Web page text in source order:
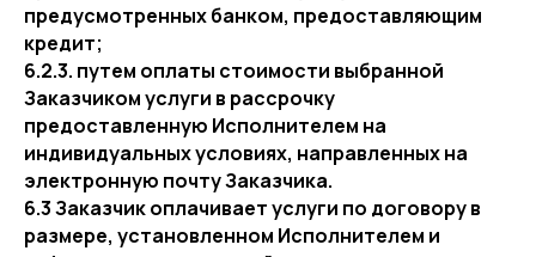
предусмотренных банком, предоставляющим
кредит;
6.2.3. путем оплаты стоимости выбранной
Заказчиком услуги в рассрочку
предоставленную Исполнителем на
индивидуальных условиях, направленных на
электронную почту Заказчика.
6.3 Заказчик оплачивает услуги по договору в
размере, установленном Исполнителем и